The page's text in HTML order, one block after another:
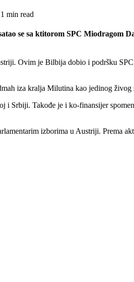
1 min read
se sa ktitorom SPC Miodragom
Ovim je Bilbija dobio i podršku
iza kralja Milutina kao jedinog živog
Srbiji. Takođe je i ko-finansijer
izborima u Austriji. Prema